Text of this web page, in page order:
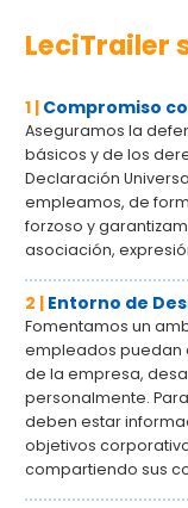
LeciTrailer
1 | Compromiso
Aseguramos la
básicos y de los
Declaración
empleamos, de
forzoso y
asociación,
2 | Entorno de
Fomentamos un
empleados puedan
de la empresa,
personalmente.
deben estar
objetivos
compartiendo sus